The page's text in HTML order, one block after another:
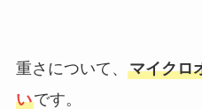
重さについて、 マイクロ
いです。